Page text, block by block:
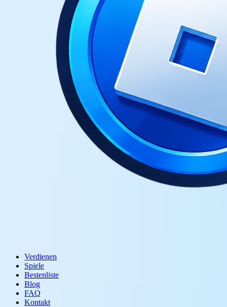
Verdienen
Spiele
Bestenliste
Blog
FAQ
Kontakt